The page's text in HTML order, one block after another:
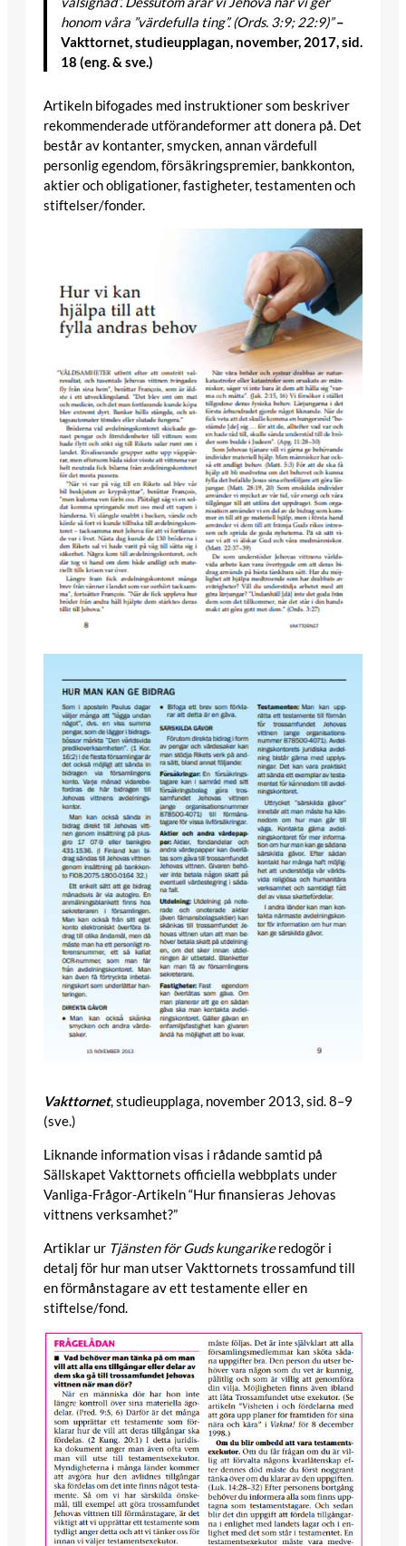
honom våra ”värdefulla ting”. (Ords. 3:9; 22:9)”–
Vakttornet, studieupplagan, november, 2017, sid.
18 (eng. & sve.)
Artikeln bifogades med instruktioner som beskriver
rekommenderade utförandeformer att donera på. Det
består av kontanter, smycken, annan värdefull
personlig egendom, försäkringspremier, bankkonton,
aktier och obligationer, fastigheter, testamenten och
stiftelser/fonder.
Vakttornet, studieupplaga, november 2013, sid. 8–9
(sve.)
Liknande information visas i rådande samtid på
Sällskapet Vakttornets officiella webbplats under
Vanliga-Frågor-Artikeln “Hur finansieras Jehovas
vittnens verksamhet?”
Artiklar ur Tjänsten för Guds kungarikeredogör i
detalj för hur man utser Vakttornets trossamfund till
en förmånstagare av ett testamente eller en
stiftelse/fond.